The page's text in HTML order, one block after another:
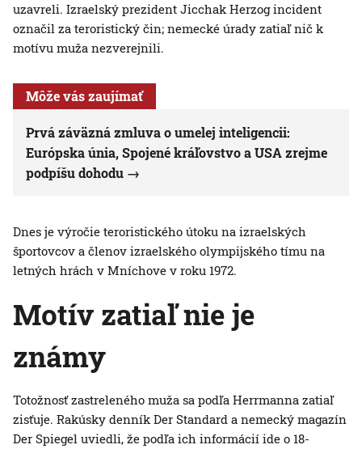
uzavreli. Izraelský prezident Jicchak Herzog incident
označil za teroristický čin; nemecké úrady zatiaľ nič k
motívu muža nezverejnili.
Môže vás zaujímať
Prvá záväzná zmluva o umelej inteligencii:
Európska únia, Spojené kráľovstvo a USA zrejme
podpíšu dohodu
Dnes je výročie teroristického útoku na izraelských
športovcov a členov izraelského olympijského tímu na
letných hrách v Mníchove v roku 1972.
Motív zatiaľ nie je
známy
Totožnosť zastreleného muža sa podľa Herrmanna zatiaľ
zisťuje. Rakúsky denník Der Standard a nemecký magazín
Der Spiegel uviedli, že podľa ich informácií ide o 18-